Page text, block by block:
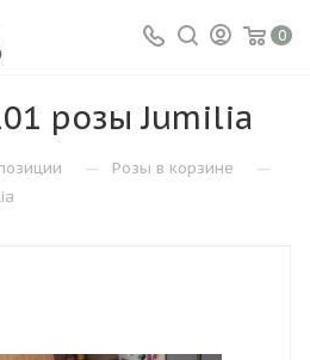
0
розы Jumilia
— Розы в корзине —